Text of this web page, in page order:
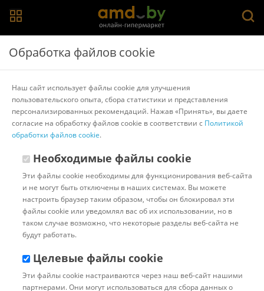
Главная > Каталог товаров Стулья для кухни и бара
Другие товары Signal
Обработка файлов cookie
Наш сайт использует файлы cookie для улучшения
пользовательского опыта, сбора статистики и представления
персонализированных рекомендаций. Нажав «Принять», вы даете
согласие на обработку файлов cookie в соответствии с Политикой
обработки файлов cookie.
Необходимые файлы cookie
Эти файлы cookie необходимы для функционирования веб-сайта
и не могут быть отключены в наших системах. Вы можете
настроить браузер таким образом, чтобы он блокировал эти
файлы cookie или уведомлял вас об их использовании, но в
таком случае возможно, что некоторые разделы веб-сайта не
будут работать.
Целевые файлы cookie
Эти файлы cookie настраиваются через наш веб-сайт нашими
партнерами. Они могут использоваться для сбора данных о